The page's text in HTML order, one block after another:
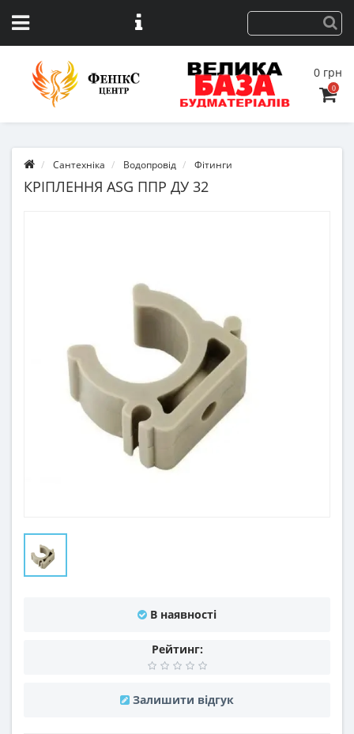
0 грн
0
Сантехніка Водопровід Фітинги
КРІПЛЕННЯ ASG ППР ДУ 32
В наявності
Рейтинг:
Залишити відгук